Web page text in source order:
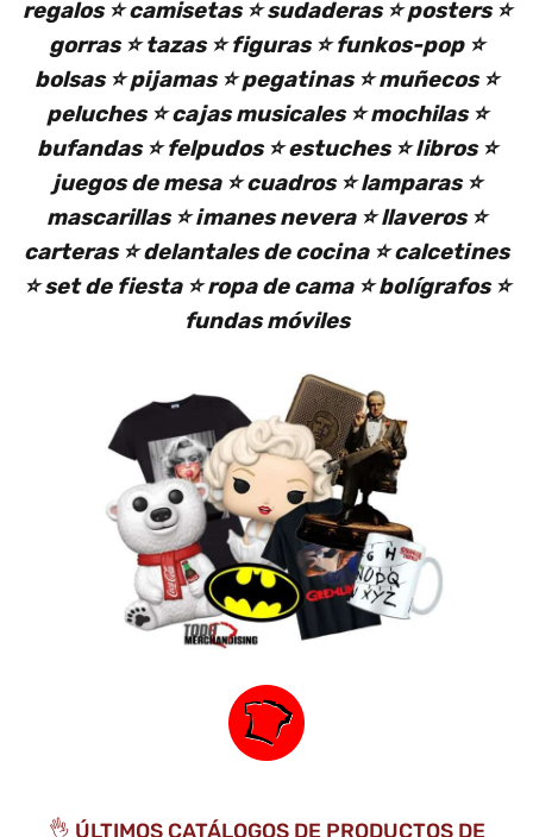
regalos ⭐ camisetas ⭐ sudaderas ⭐ posters ⭐
gorras ⭐ tazas ⭐ figuras ⭐ funkos-pop ⭐
bolsas ⭐ pijamas ⭐ pegatinas ⭐ muñecos ⭐
peluches ⭐ cajas musicales ⭐ mochilas ⭐
bufandas ⭐ felpudos ⭐ estuches ⭐ libros ⭐
juegos de mesa ⭐ cuadros ⭐ lamparas ⭐
mascarillas ⭐ imanes nevera ⭐ llaveros ⭐
carteras ⭐ delantales de cocina ⭐ calcetines
⭐ set de fiesta ⭐ ropa de cama ⭐ bolígrafos ⭐
fundas móviles
👌 ÚLTIMOS CATÁLOGOS DE PRODUCTOS DE